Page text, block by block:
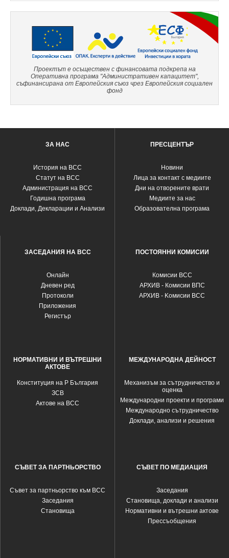
Проектът е осъществен с финансовата подкрепа на
Оперативна програма "Административен капацитет",
съфинансирана от Европейския съюз чрез Европейския социален
фонд
ЗА НАС
История на ВСС
Статут на ВСС
Администрация на ВСС
Годишна програма
Доклади, Декларации и Анализи
ПРЕСЦЕНТЪР
Новини
Лица за контакт с медиите
Дни на отворените врати
Медиите за нас
Образователна програма
ЗАСЕДАНИЯ НА ВСС
Oнлайн
Дневен ред
Протоколи
Приложения
Регистър
ПОСТОЯННИ КОМИСИИ
Комисии ВСС
АРХИВ - Комисии ВПС
АРХИВ - Kомисии ВСС
НОРМАТИВНИ И ВЪТРЕШНИ
АКТОВЕ
Конституция на Р България
ЗСВ
Актове на ВСС
МЕЖДУНАРОДНА ДЕЙНОСТ
Механизъм за сътрудничество и
оценка
Международни проекти и програми
Международно сътрудничество
Доклади, анализи и решения
СЪВЕТ ЗА ПАРТНЬОРСТВО
Съвет за партньорство към ВСС
Заседания
Становища
СЪВЕТ ПО МЕДИАЦИЯ
Заседания
Становища, доклади и анализи
Нормативни и вътрешни актове
Прессъобщения